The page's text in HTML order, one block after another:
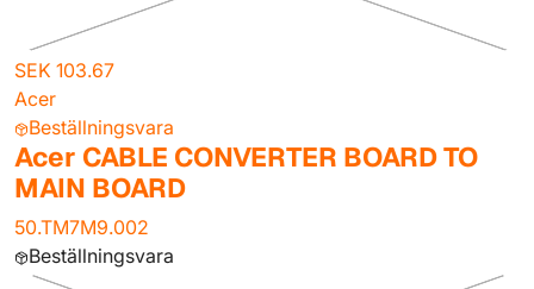
SEK 103.67
Acer
Beställningsvara
Acer CABLE CONVERTER BOARD TO
MAIN BOARD
50.TM7M9.002
Beställningsvara